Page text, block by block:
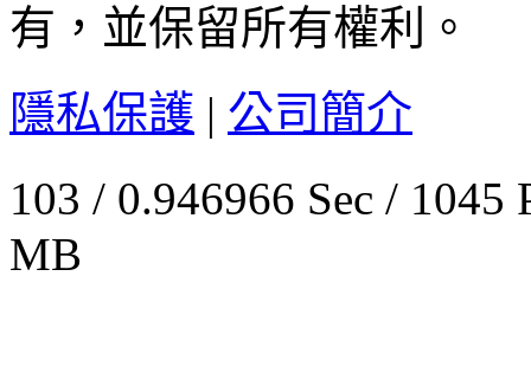
有，並保留所有權利。
隱私保護 | 公司簡介
103 / 0.946966 Sec /
MB